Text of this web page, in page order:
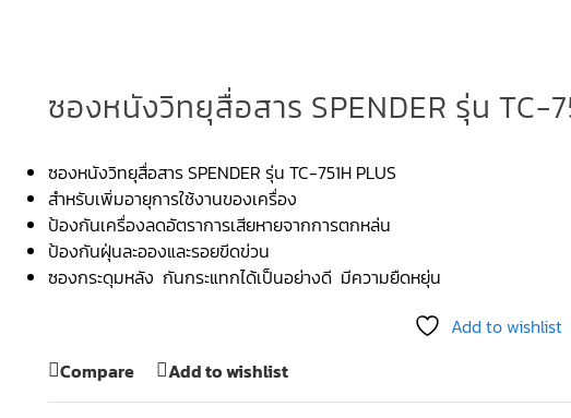
ซองหนังวิทยุสื่อสาร SPENDER รุ่น TC-
ซองหนังวิทยุสื่อสาร SPENDER รุ่น TC-751H PLUS
สำหรับเพิ่มอายุการใช้งานของเครื่อง
ป้องกันเครื่องลดอัตราการเสียหายจากการตกหล่น
ป้องกันฝุ่นละอองและรอยขีดข่วน
ซองกระดุมหลัง กันกระแทกได้เป็นอย่างดี มีความยืดหยุ่น
Add to wishlist
Compare
Add to wishlist